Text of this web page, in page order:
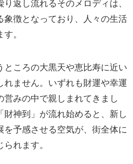
返し流れるそのメロディは、
象徴となっており、人々の生活
。
ところの大黒天や恵比寿に近い
れません。いずれも財運や幸運
営みの中で親しまれてきまし
財神到」が流れ始めると、新し
を予感させる空気が、街全体に
れます。